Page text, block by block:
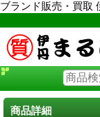
ブランド販売・買取
商品詳細